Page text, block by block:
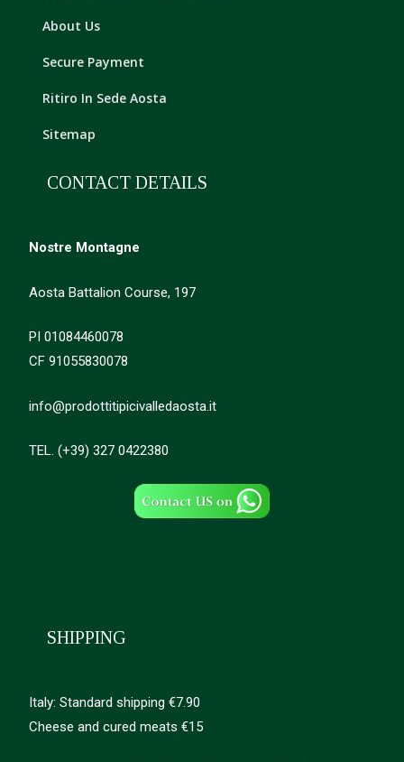
About Us
Secure Payment
Ritiro In Sede Aosta
Sitemap
CONTACT DETAILS
Nostre Montagne
Aosta Battalion Course, 197
PI 01084460078
CF 91055830078
info@prodottitipicivalledaosta.it
TEL. (+39) 327 0422380
SHIPPING
Italy: Standard shipping €7.90
Cheese and cured meats €15